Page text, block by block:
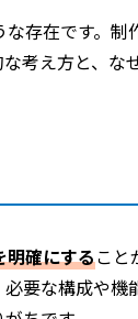
存在です。
考え方と、な
明確にすること
要な構成や